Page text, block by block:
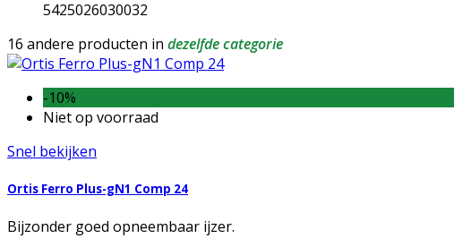
5425026030032
16 andere producten in dezelfde categorie
-10%
Niet op voorraad
Snel bekijken
Ortis Ferro Plus-gN1 Comp 24
Bijzonder goed opneembaar ijzer.